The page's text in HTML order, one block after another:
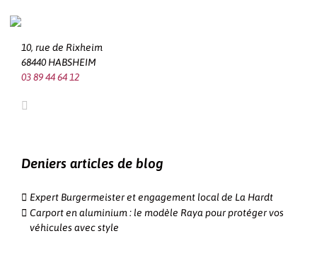
10, rue de Rixheim
68440 HABSHEIM
03 89 44 64 12
Deniers articles de blog
Expert Burgermeister et engagement local de La Hardt
Carport en aluminium : le modèle Raya pour protéger vos
véhicules avec style